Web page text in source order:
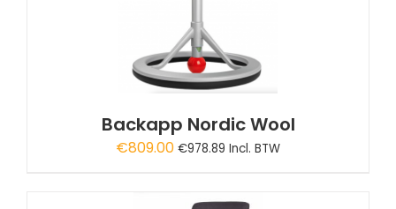
Backapp Nordic Wool
€809.00 €978.89 Incl. BTW